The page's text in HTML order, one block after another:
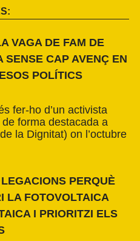
VAGA DE FAM DE
CAP AVENÇ EN
POLÍTICS
fer-ho d’un activista
forma destacada a
la Dignitat) on l’octubre
PERQUÈ
LA FOTOVOLTAICA
I PRIORITZI ELS